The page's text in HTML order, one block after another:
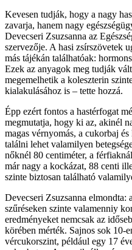
Kevesen tudják, hogy a nagy
zavarja, hanem nagy
Devecseri Zsuzsanna az
szervezője. A hasi zsírszövetek
más tájékán találhatóak:
Ezek az anyagok meg tudják
megemelhetik a koleszterin
kialakulásához is – tette hozzá.
Épp ezért fontos a hastérfogat
megmutatja, hogy ki az, akinél
magas vérnyomás, a cukorbaj
találni lehet valamilyen
nőknél 80 centiméter, a
már nagy a kockázat, 88 centi
szinte biztosan található
Devecseri Zsuzsanna elmondta:
szűréseken szinte valamenniy
eredményeket nemcsak az
körében mérték. Sajnos sok 10-
vércukorszint, például egy 17